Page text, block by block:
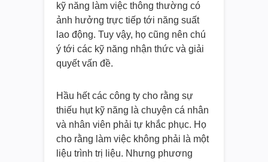
kỹ năng làm việc thông thường có
ảnh hưởng trực tiếp tới năng suất
lao động. Tuy vậy, họ cũng nên chú
ý tới các kỹ năng nhận thức và giải
quyết vấn đề.
Hầu hết các công ty cho rằng sự
thiếu hụt kỹ năng là chuyện cá nhân
và nhân viên phải tự khắc phục. Họ
cho rằng làm việc không phải là một
liệu trình trị liệu. Nhưng phương